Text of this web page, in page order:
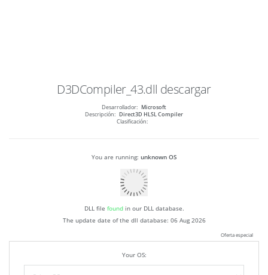
D3DCompiler_43.dll descargar
Desarrollador: Microsoft
Descripción: Direct3D HLSL Compiler
Clasificación:
You are running: unknown OS
DLL file foundin our DLL database.
The update date of the dll database: 06 Aug 2026
Oferta especial
Your OS: